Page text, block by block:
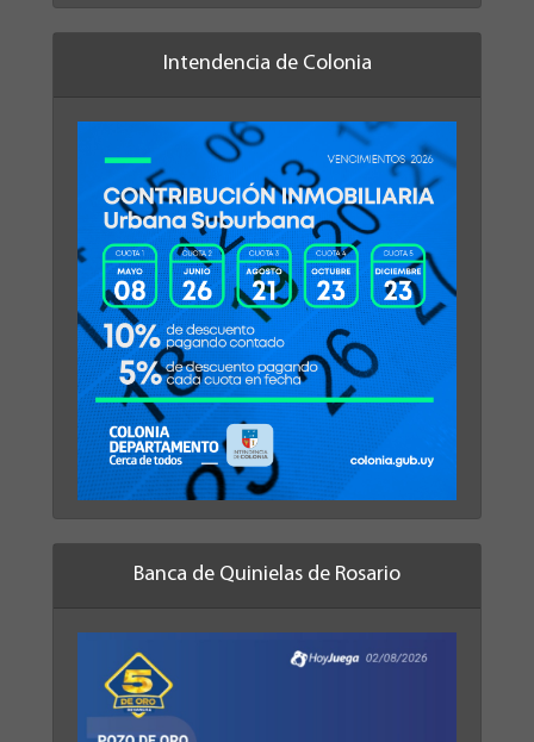
Intendencia de Colonia
Banca de Quinielas de Rosario